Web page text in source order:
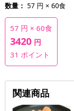
数量： 57 円 × 60食
57 円 × 60食
3420 円
31 ポイント
関連商品